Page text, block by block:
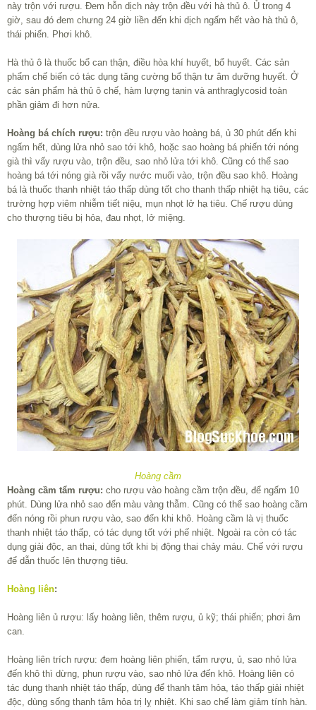
này trộn với rượu. Đem hỗn dịch này trộn đều với hà thủ ô. Ủ trong 4
giờ, sau đó đem chưng 24 giờ liền đến khi dịch ngấm hết vào hà thủ ô,
thái phiến. Phơi khô.
Hà thủ ô là thuốc bổ can thận, điều hòa khí huyết, bổ huyết. Các sản
phẩm chế biến có tác dụng tăng cường bổ thận tư âm dưỡng huyết. Ở
các sản phẩm hà thủ ô chế, hàm lượng tanin và anthraglycosid toàn
phần giảm đi hơn nửa.
Hoàng bá chích rượu: trộn đều rượu vào hoàng bá, ủ 30 phút đến khi
ngấm hết, dùng lửa nhỏ sao tới khô, hoặc sao hoàng bá phiến tới nóng
già thì vấy rượu vào, trộn đều, sao nhỏ lửa tới khô. Cũng có thể sao
hoàng bá tới nóng già rồi vẩy nước muối vào, trộn đều sao khô. Hoàng
bá là thuốc thanh nhiệt táo thấp dùng tốt cho thanh thấp nhiệt hạ tiêu, các
trường hợp viêm nhiễm tiết niệu, mụn nhọt lở hạ tiêu. Chế rượu dùng
cho thượng tiêu bị hỏa, đau nhọt, lở miệng.
Hoàng cầm
Hoàng cầm tẩm rượu: cho rượu vào hoàng cầm trộn đều, để ngấm 10
phút. Dùng lửa nhỏ sao đến màu vàng thẫm. Cũng có thể sao hoàng cầm
đến nóng rồi phun rượu vào, sao đến khi khô. Hoàng cầm là vị thuốc
thanh nhiệt táo thấp, có tác dụng tốt với phế nhiệt. Ngoài ra còn có tác
dụng giải độc, an thai, dùng tốt khi bị động thai chảy máu. Chế với rượu
để dẫn thuốc lên thượng tiêu.
Hoàng liên:
Hoàng liên ủ rượu: lấy hoàng liên, thêm rượu, ủ kỹ; thái phiến; phơi âm
can.
Hoàng liên trích rượu: đem hoàng liên phiến, tẩm rượu, ủ, sao nhỏ lửa
đến khô thì dừng, phun rượu vào, sao nhỏ lửa đến khô. Hoàng liên có
tác dụng thanh nhiệt táo thấp, dùng để thanh tâm hỏa, táo thấp giải nhiệt
độc, dùng sống thanh tâm hỏa trị lỵ nhiệt. Khi sao chế làm giảm tính hàn.